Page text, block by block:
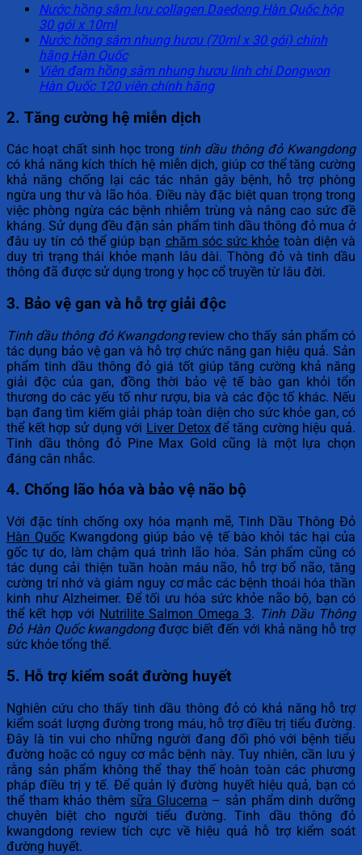
Nước hồng sâm lựu collagen Daedong Hàn Quốc hộp
30 gói x 10ml
Nước hồng sâm nhung hươu (70ml x 30 gói) chính
hãng Hàn Quốc
Viên đạm hồng sâm nhung hươu linh chi Dongwon
Hàn Quốc 120 viên chính hãng
2. Tăng cường hệ miễn dịch
Các hoạt chất sinh học trong tinh dầu thông đỏ Kwangdong
có khả năng kích thích hệ miễn dịch, giúp cơ thể tăng cường
khả năng chống lại các tác nhân gây bệnh, hỗ trợ phòng
ngừa ung thư và lão hóa. Điều này đặc biệt quan trọng trong
việc phòng ngừa các bệnh nhiễm trùng và nâng cao sức đề
kháng. Sử dụng đều đặn sản phẩm tinh dầu thông đỏ mua ở
đâu uy tín có thể giúp bạn chăm sóc sức khỏe toàn diện và
duy trì trạng thái khỏe mạnh lâu dài. Thông đỏ và tinh dầu
thông đã được sử dụng trong y học cổ truyền từ lâu đời.
3. Bảo vệ gan và hỗ trợ giải độc
Tinh dầu thông đỏ Kwangdongreview cho thấy sản phẩm có
tác dụng bảo vệ gan và hỗ trợ chức năng gan hiệu quả. Sản
phẩm tinh dầu thông đỏ giá tốt giúp tăng cường khả năng
giải độc của gan, đồng thời bảo vệ tế bào gan khỏi tổn
thương do các yếu tố như rượu, bia và các độc tố khác. Nếu
bạn đang tìm kiếm giải pháp toàn diện cho sức khỏe gan, có
thể kết hợp sử dụng với Liver Detoxđể tăng cường hiệu quả.
Tinh dầu thông đỏ Pine Max Gold cũng là một lựa chọn
đáng cân nhắc.
4. Chống lão hóa và bảo vệ não bộ
Với đặc tính chống oxy hóa mạnh mẽ, Tinh Dầu Thông Đỏ
Hàn Quốc Kwangdong giúp bảo vệ tế bào khỏi tác hại của
gốc tự do, làm chậm quá trình lão hóa. Sản phẩm cũng có
tác dụng cải thiện tuần hoàn máu não, hỗ trợ bổ não, tăng
cường trí nhớ và giảm nguy cơ mắc các bệnh thoái hóa thần
kinh như Alzheimer. Để tối ưu hóa sức khỏe não bộ, bạn có
thể kết hợp với Nutrilite Salmon Omega 3. Tinh Dầu Thông
Đỏ Hàn Quốc kwangdongđược biết đến với khả năng hỗ trợ
sức khỏe tổng thể.
5. Hỗ trợ kiểm soát đường huyết
Nghiên cứu cho thấy tinh dầu thông đỏ có khả năng hỗ trợ
kiểm soát lượng đường trong máu, hỗ trợ điều trị tiểu đường.
Đây là tin vui cho những người đang đối phó với bệnh tiểu
đường hoặc có nguy cơ mắc bệnh này. Tuy nhiên, cần lưu ý
rằng sản phẩm không thể thay thế hoàn toàn các phương
pháp điều trị y tế. Để quản lý đường huyết hiệu quả, bạn có
thể tham khảo thêm sữa Glucerna – sản phẩm dinh dưỡng
chuyên biệt cho người tiểu đường. Tinh dầu thông đỏ
kwangdong review tích cực về hiệu quả hỗ trợ kiểm soát
đường huyết.